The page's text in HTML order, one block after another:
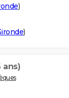
)
)
ans)